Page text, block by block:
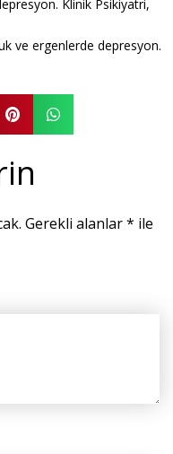
Klinik Psikiyatri,
ve ergenlerde depresyon.
Gerekli alanlar* ile